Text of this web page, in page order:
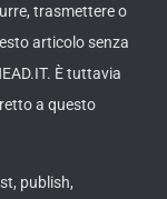
trasmettere o
articolo senza
È tuttavia
a questo
publish,